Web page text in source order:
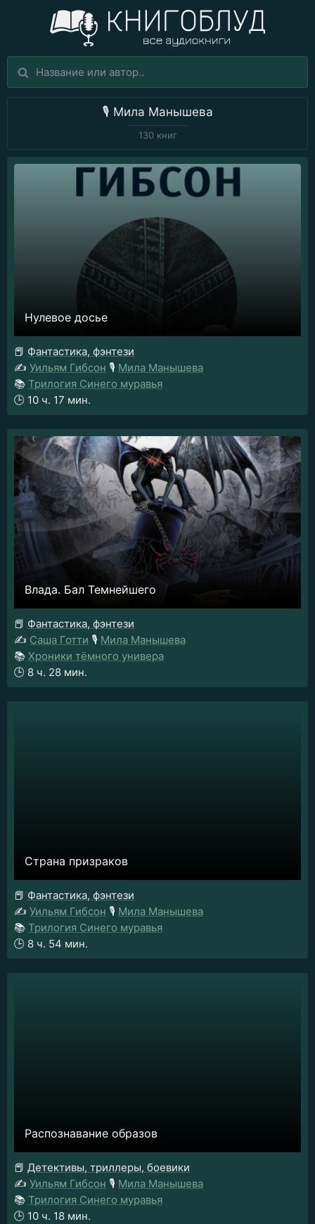
🎙️ Мила Манышева
130 книг
Нулевое досье
📕 Фантастика, фэнтези
✍️ Уильям Гибсон 🎙️ Мила Манышева
📚 Трилогия Синего муравья
🕒 10 ч. 17 мин.
Влада. Бал Темнейшего
📕 Фантастика, фэнтези
✍️ Саша Готти 🎙️ Мила Манышева
📚 Хроники тёмного универа
🕒 8 ч. 28 мин.
Страна призраков
📕 Фантастика, фэнтези
✍️ Уильям Гибсон 🎙️ Мила Манышева
📚 Трилогия Синего муравья
🕒 8 ч. 54 мин.
Распознавание образов
📕 Детективы, триллеры, боевики
✍️ Уильям Гибсон 🎙️ Мила Манышева
📚 Трилогия Синего муравья
🕒 10 ч. 18 мин.